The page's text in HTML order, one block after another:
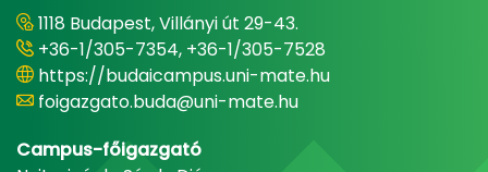
1118 Budapest, Villányi út 29-43.
+36-1/305-7354, +36-1/305-7528
https://budaicampus.uni-mate.hu
foigazgato.buda@uni-mate.hu
Campus-főigazgató